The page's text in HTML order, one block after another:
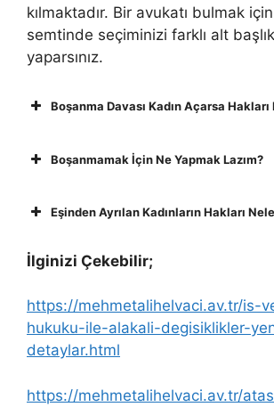
kılmaktadır. Bir avukatı bulmak
semtinde seçiminizi farklı alt
yaparsınız.
Boşanma Davası Kadın Açarsa
Boşanmamak İçin Ne Yapmak Lazım?
Eşinden Ayrılan Kadınların Hakları
İlginizi Çekebilir;
https://mehmetalihelvaci.av.tr/is-
hukuku-ile-alakali-degisiklikler-
detaylar.html
https://mehmetalihelvaci.av.tr/